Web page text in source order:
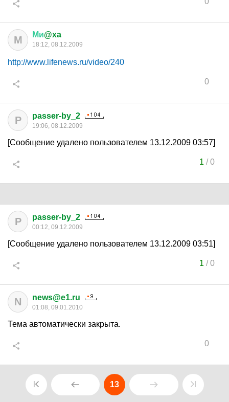
М Ми@xa
18:12, 08.12.2009
http://www.lifenews.ru/video/240
0
P passer-by_2
19:06, 08.12.2009
[Сообщение удалено пользователем 13.12.2009 03:57]
1 /0
P passer-by_2
00:12, 09.12.2009
[Сообщение удалено пользователем 13.12.2009 03:51]
1 /0
N news@e1.ru
01:08, 09.01.2010
Тема автоматически закрыта.
0
13